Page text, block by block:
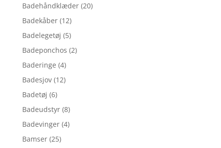
Badehåndklæder (20)
Badekåber (12)
Badelegetøj (5)
Badeponchos (2)
Baderinge (4)
Badesjov (12)
Badetøj (6)
Badeudstyr (8)
Badevinger (4)
Bamser (25)